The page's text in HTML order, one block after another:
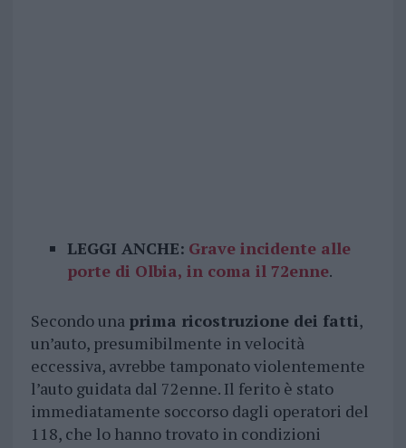
LEGGI ANCHE: Grave incidente alle
porte di Olbia, in coma il 72enne.
Secondo una prima ricostruzione dei fatti,
un’auto, presumibilmente in velocità
eccessiva, avrebbe tamponato violentemente
l’auto guidata dal 72enne. Il ferito è stato
immediatamente soccorso dagli operatori del
118, che lo hanno trovato in condizioni